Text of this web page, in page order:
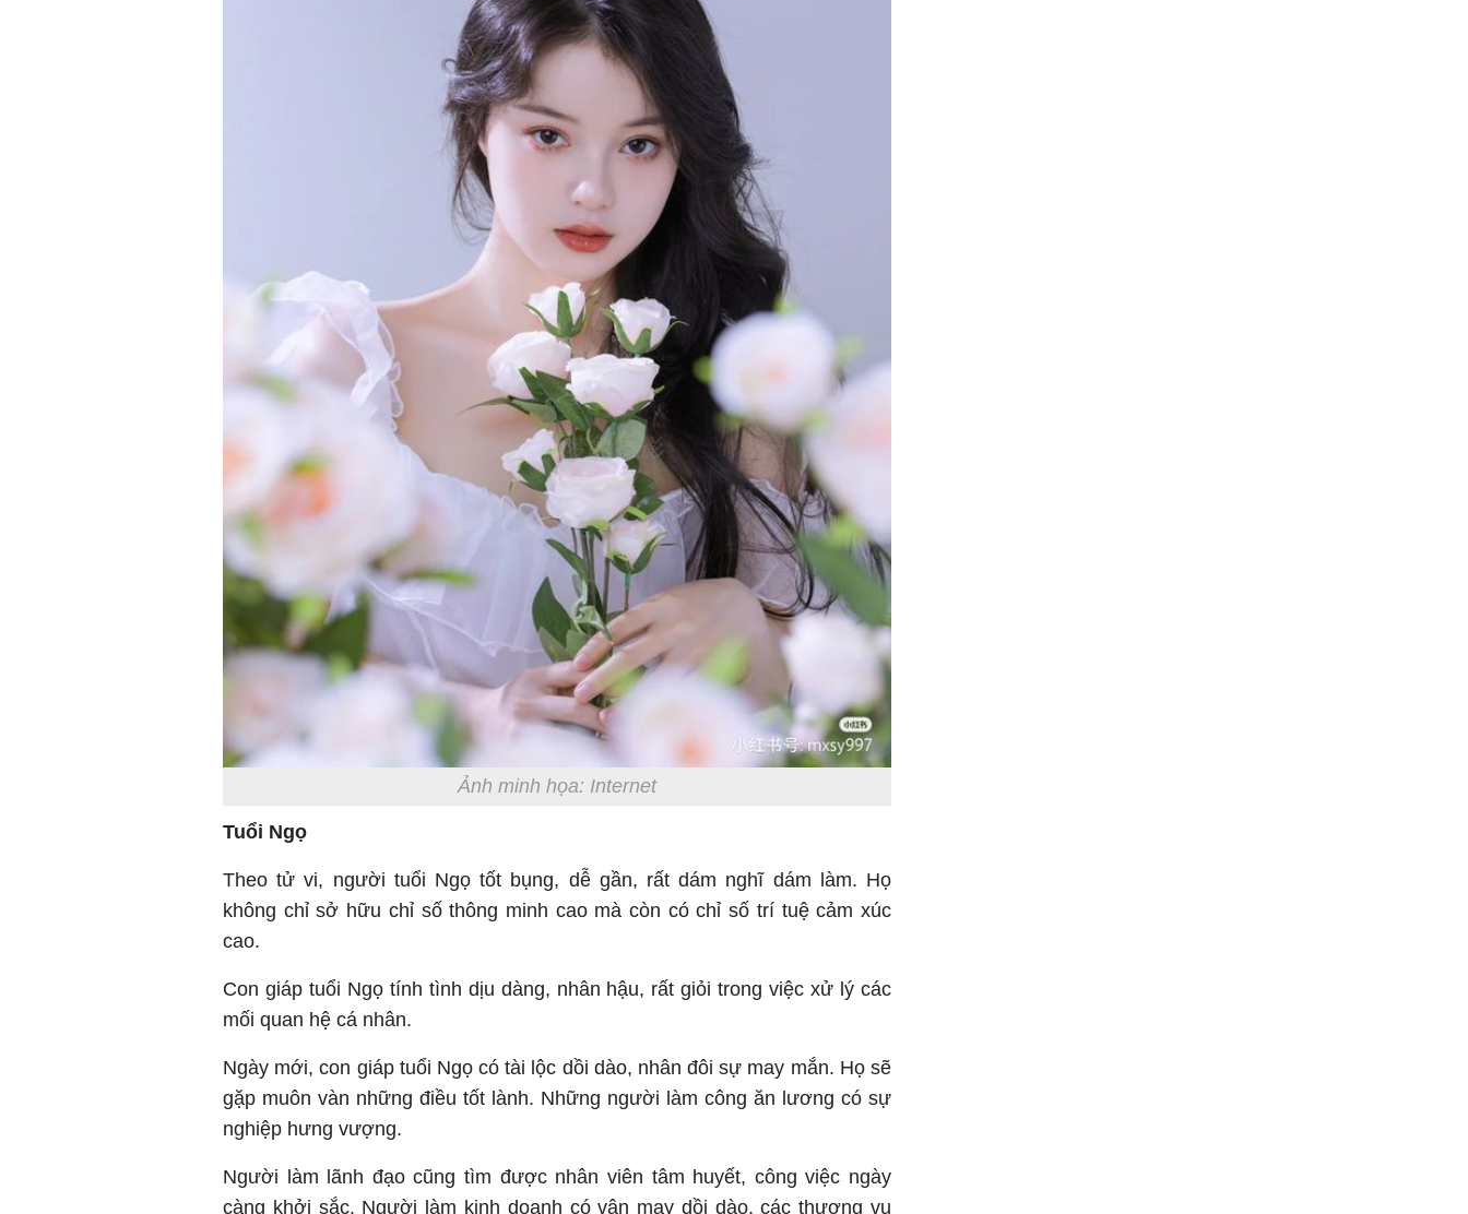
Ảnh minh họa: Internet
Tuổi Ngọ
Theo tử vi, người tuổi Ngọ tốt bụng, dễ gần, rất dám nghĩ dám làm. Họ
không chỉ sở hữu chỉ số thông minh cao mà còn có chỉ số trí tuệ cảm xúc
cao.
Con giáp tuổi Ngọ tính tình dịu dàng, nhân hậu, rất giỏi trong việc xử lý các
mối quan hệ cá nhân.
Ngày mới, con giáp tuổi Ngọ có tài lộc dồi dào, nhân đôi sự may mắn. Họ sẽ
gặp muôn vàn những điều tốt lành. Những người làm công ăn lương có sự
nghiệp hưng vượng.
Người làm lãnh đạo cũng tìm được nhân viên tâm huyết, công việc ngày
càng khởi sắc. Người làm kinh doanh có vận may dồi dào, các thương vụ